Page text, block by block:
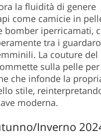
la fluidità di genere
come camicie in
bomber iperricamati,
tra i
La couture del
sulla pelle
che infonde la
stile,
moderna.
Inverno